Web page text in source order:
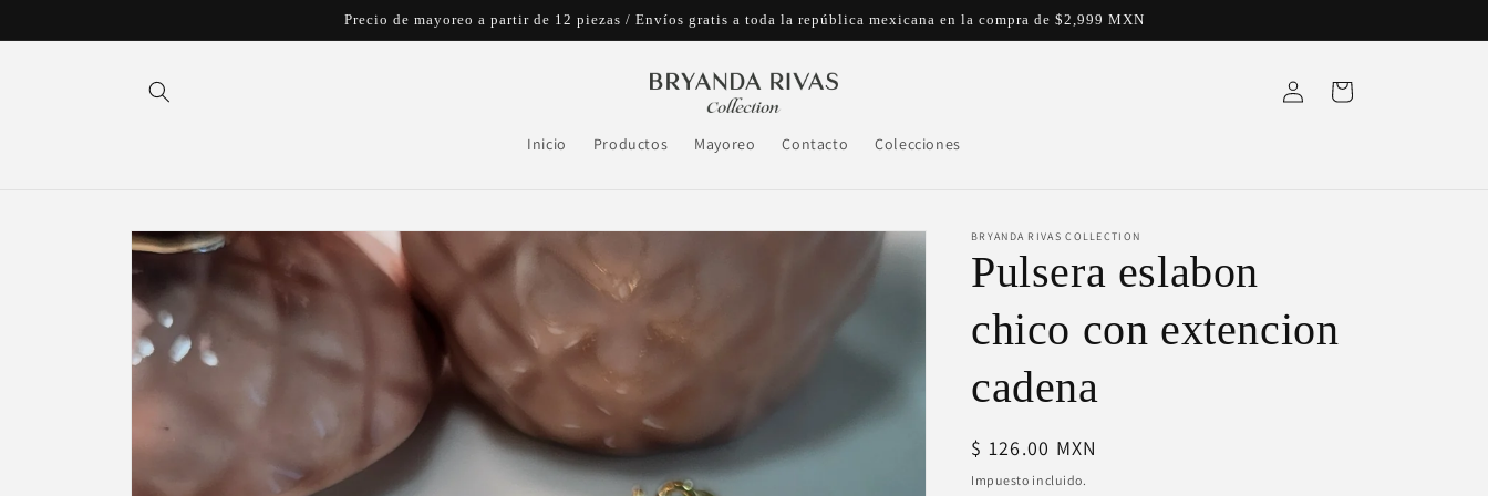
al contenido
Precio de mayoreo a partir de 12 piezas / Envíos gratis a toda la república mexicana en la compra de $2,999 MXN
Inicio Productos Mayoreo Contacto Colecciones
Iniciar
sesión
Carrito
directamente
a la
del producto
BRYANDA RIVAS COLLECTION
Pulsera eslabon
chico con extencion
cadena
Precio
habitual
$ 126.00 MXN
Impuesto incluido.